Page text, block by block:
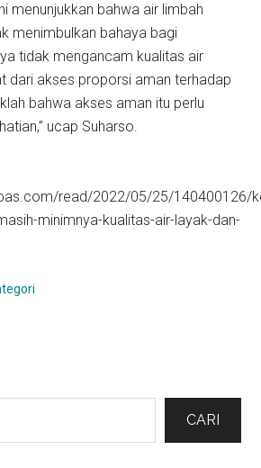
menunjukkan bahwa air limbah
menimbulkan bahaya bagi
tidak mengancam kualitas air
dari akses proporsi aman terhadap
bahwa akses aman itu perlu
ucap Suharso.
read/2022/05/25/140400126/
minimnya-kualitas-air-layak-dan-
CARI